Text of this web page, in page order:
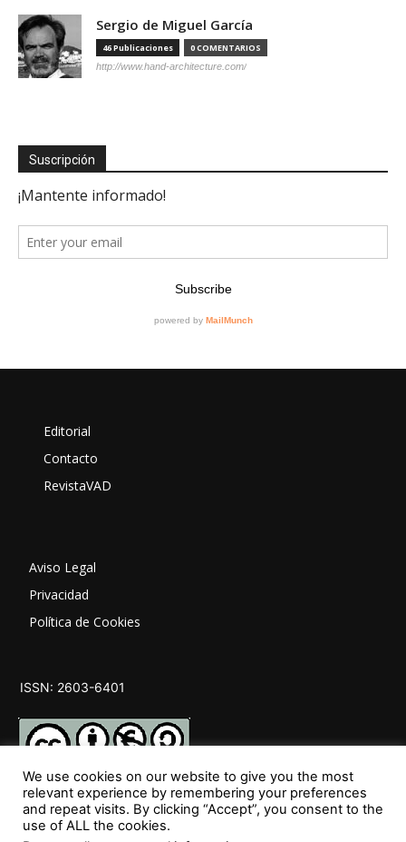
Sergio de Miguel García
46 Publicaciones 0 COMENTARIOS
http://www.hand-architecture.com/
Suscripción
Editorial
Contacto
RevistaVAD
Aviso Legal
Privacidad
Política de Cookies
ISSN: 2603-6401
SÍGUENOS
We use cookies on our website to give you the most
relevant experience by remembering your preferences
and repeat visits. By clicking “Accept”, you consent to the
use of ALL the cookies.